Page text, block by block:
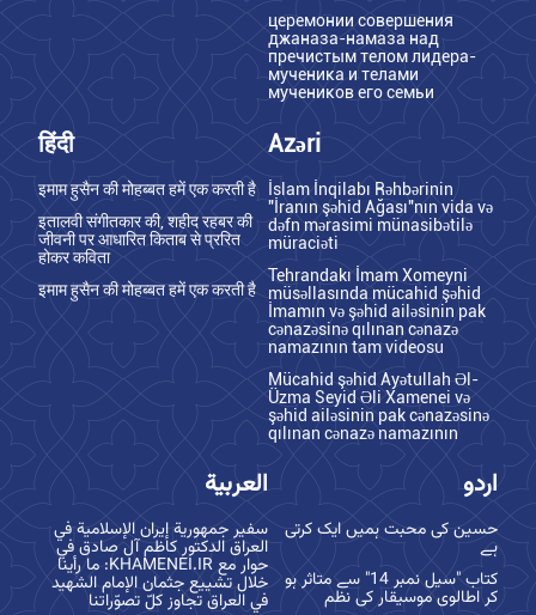
церемонии совершения
джаназа-намаза над
пречистым телом лидера-
мученика и телами
мучеников его семьи
हिंदी
इमाम हुसैन की मोहब्बत हमें एक करती है
इतालवी संगीतकार की, शहीद रहबर की
जीवनी पर आधारित किताब से प्ररित
होकर कविता
इमाम हुसैन की मोहब्बत हमें एक करती है
Azəri
İslam İnqilabı Rəhbərinin
"İranın şəhid Ağası"nın vida və
dəfn mərasimi münasibətilə
müraciəti
Tehrandakı İmam Xomeyni
müsəllasında mücahid şəhid
İmamın və şəhid ailəsinin pak
cənazəsinə qılınan cənazə
namazının tam videosu
Mücahid şəhid Ayətullah Əl-
Üzma Seyid Əli Xamenei və
şəhid ailəsinin pak cənazəsinə
qılınan cənazə namazının
العربية
سفير جمهورية إيران الإسلامية في
العراق الدكتور كاظم آل صادق في
حوار مع KHAMENEI.IR: ما رأينا
خلال تشييع جثمان الإمام الشهيد
في العراق تجاوز كلّ تصوّراتنا
اردو
حسین کی محبت ہمیں ایک کرتی
ہے
کتاب "سیل نمبر 14" سے متاثر ہو
کر اطالوی موسیقار کی نظم